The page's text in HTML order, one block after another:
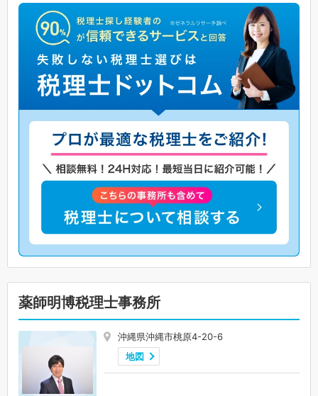
薬師明博税理士事務所
沖縄県沖縄市桃原4-20-6
地図